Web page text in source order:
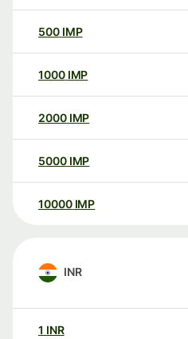
500 IMP
1000 IMP
2000 IMP
5000 IMP
10000 IMP
INR
1 INR